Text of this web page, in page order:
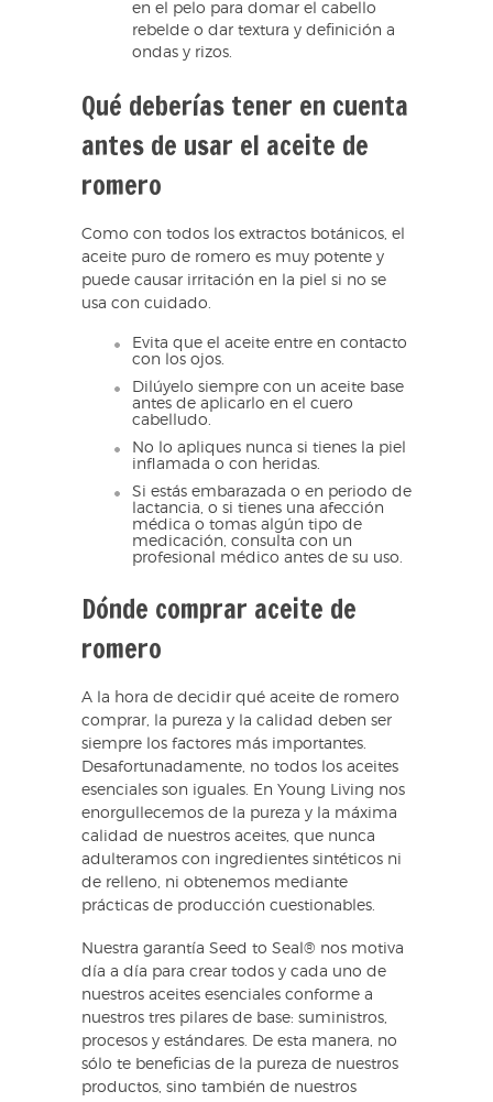
en el pelo para domar el cabello
rebelde o dar textura y definición a
ondas y rizos.
Qué deberías tener en cuenta
antes de usar el aceite de
romero
Como con todos los extractos botánicos, el
aceite puro de romero es muy potente y
puede causar irritación en la piel si no se
usa con cuidado.
Evita que el aceite entre en contacto
con los ojos.
Dilúyelo siempre con un aceite base
antes de aplicarlo en el cuero
cabelludo.
No lo apliques nunca si tienes la piel
inflamada o con heridas.
Si estás embarazada o en periodo de
lactancia, o si tienes una afección
médica o tomas algún tipo de
medicación, consulta con un
profesional médico antes de su uso.
Dónde comprar aceite de
romero
A la hora de decidir qué aceite de romero
comprar, la pureza y la calidad deben ser
siempre los factores más importantes.
Desafortunadamente, no todos los aceites
esenciales son iguales. En Young Living nos
enorgullecemos de la pureza y la máxima
calidad de nuestros aceites, que nunca
adulteramos con ingredientes sintéticos ni
de relleno, ni obtenemos mediante
prácticas de producción cuestionables.
Nuestra garantía Seed to Seal® nos motiva
día a día para crear todos y cada uno de
nuestros aceites esenciales conforme a
nuestros tres pilares de base: suministros,
procesos y estándares. De esta manera, no
sólo te beneficias de la pureza de nuestros
productos, sino también de nuestros